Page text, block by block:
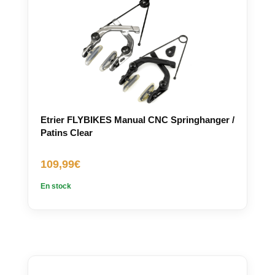
Etrier FLYBIKES Manual CNC Springhanger /
Patins Clear
109,99€
En stock